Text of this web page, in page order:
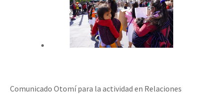
Comunicado Otomí para la actividad en Relaciones